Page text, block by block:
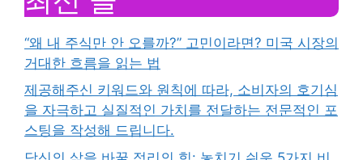
“왜 내 주식만 안 오를까?” 고민이라면? 미국 시장의
거대한 흐름을 읽는 법
제공해주신 키워드와 원칙에 따라, 소비자의 호기심
을 자극하고 실질적인 가치를 전달하는 전문적인 포
스팅을 작성해 드립니다.